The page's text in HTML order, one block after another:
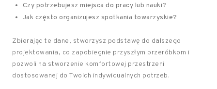
Czy potrzebujesz miejsca do pracy lub nauki?
Jak często organizujesz spotkania towarzyskie?
Zbierając te dane, stworzysz podstawę do dalszego
projektowania, co zapobiegnie przyszłym przeróbkom i
pozwoli na stworzenie komfortowej przestrzeni
dostosowanej do Twoich indywidualnych potrzeb.